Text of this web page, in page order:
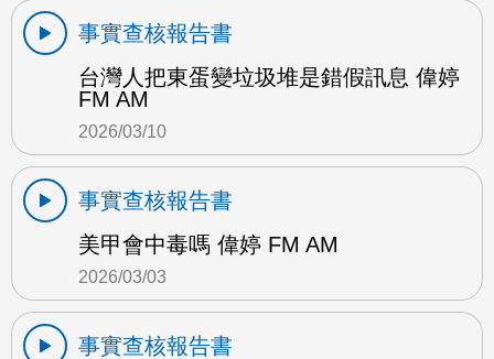
事實查核報告書
台灣人把東蛋變垃圾堆是錯假訊息 偉婷
FM AM
2026/03/10
事實查核報告書
美甲會中毒嗎 偉婷 FM AM
2026/03/03
事實查核報告書